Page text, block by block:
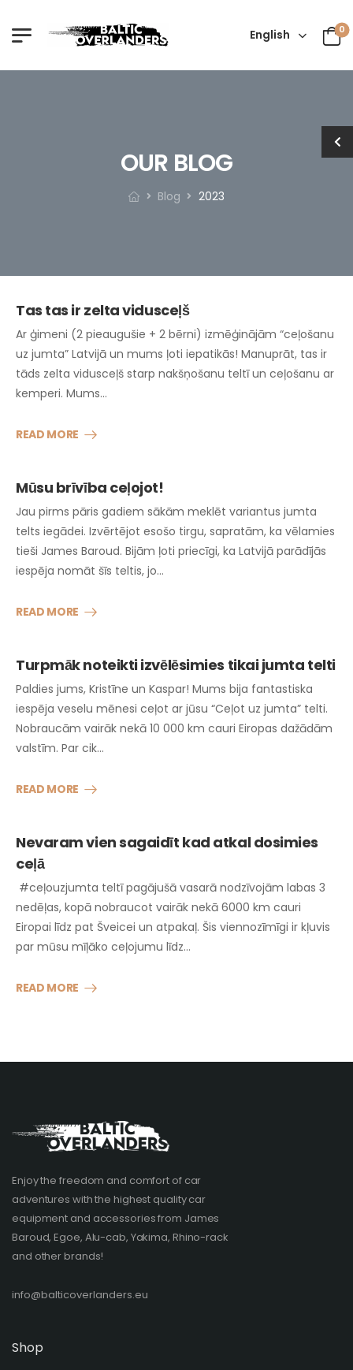
English 0
OUR BLOG
Blog 2023
Tas tas ir zelta vidusceļš
Ar ģimeni (2 pieaugušie + 2 bērni) izmēģinājām “ceļošanu
uz jumta” Latvijā un mums ļoti iepatikās! Manuprāt, tas ir
tāds zelta vidusceļš starp nakšņošanu teltī un ceļošanu ar
kemperi. Mums…
READ MORE
Mūsu brīvība ceļojot!
Jau pirms pāris gadiem sākām meklēt variantus jumta
telts iegādei. Izvērtējot esošo tirgu, sapratām, ka vēlamies
tieši James Baroud. Bijām ļoti priecīgi, ka Latvijā parādījās
iespēja nomāt šīs teltis, jo…
READ MORE
Turpmāk noteikti izvēlēsimies tikai jumta telti
Paldies jums, Kristīne un Kaspar! Mums bija fantastiska
iespēja veselu mēnesi ceļot ar jūsu “Ceļot uz jumta” telti.
Nobraucām vairāk nekā 10 000 km cauri Eiropas dažādām
valstīm. Par cik…
READ MORE
Nevaram vien sagaidīt kad atkal dosimies
ceļā
#ceļouzjumta teltī pagājušā vasarā nodzīvojām labas 3
nedēļas, kopā nobraucot vairāk nekā 6000 km cauri
Eiropai līdz pat Šveicei un atpakaļ. Šis viennozīmīgi ir kļuvis
par mūsu mīļāko ceļojumu līdz…
READ MORE
Enjoy the freedom and comfort of car
adventures with the highest quality car
equipment and accessories from James
Baroud, Egoe, Alu-cab, Yakima, Rhino-rack
and other brands!​
info@balticoverlanders.eu
Shop